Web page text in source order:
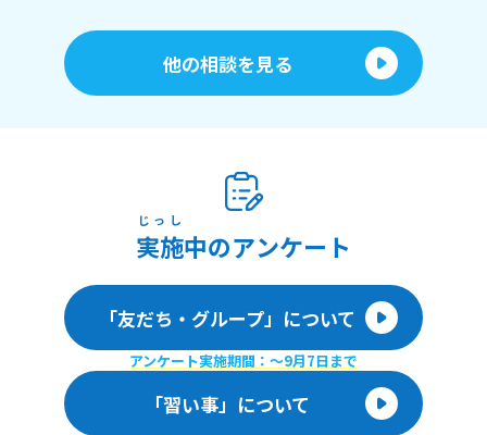
他の相談を見る
実施
じっし
中のアンケート
「友だち・グループ」について
アンケート実施期間：〜9月7日まで
「習い事」について